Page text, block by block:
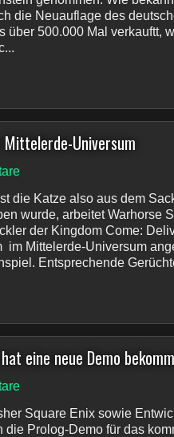
die Neuauflage des
über 500.000 Mal verkauftt,
Universum
die Katze also aus dem
wurde, arbeitet Warhorse
der Kingdom Come:
im Mittelerde-Universum
Entsprechende
eine neue Demo
Square Enix sowie
die Prolog-Demo für das